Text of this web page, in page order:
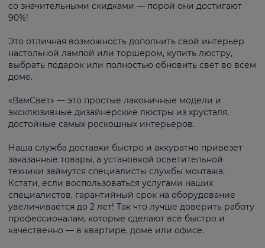
со значительными скидками — порой они достигают
90%!
Это отличная возможность дополнить свой интерьер
настольной лампой или торшером, купить люстру,
выбрать подарок или полностью обновить свет во всем
доме.
«ВамСвет» — это простые лаконичные модели и
эксклюзивные дизайнерские люстры из хрусталя,
достойные самых роскошных интерьеров.
Наша служба доставки быстро и аккуратно привезет
заказанные товары, а установкой осветительной
техники займутся специалисты службы монтажа.
Кстати, если воспользоваться услугами наших
специалистов, гарантийный срок на оборудование
увеличивается до 2 лет! Так что лучше доверить работу
профессионалам, которые сделают всё быстро и
качественно — в квартире, доме или офисе.